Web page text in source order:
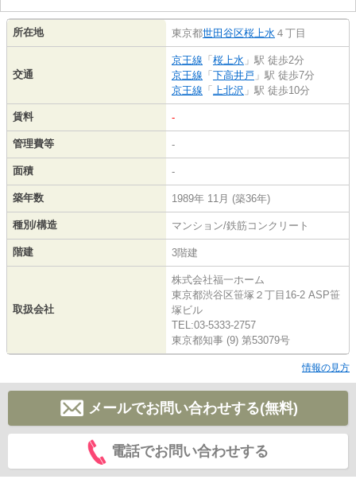
所在地 東京都世田谷区桜上水 ４丁目
交通
京王線 「 桜上水 」駅 徒歩2分
京王線 「 下高井戸 」駅 徒歩7分
京王線 「 上北沢 」駅 徒歩10分
賃料 -
管理費等 -
面積 -
築年数 1989年 11月 (築36年)
種別/構造 マンション/鉄筋コンクリート
階建 3階建
取扱会社
株式会社福一ホーム
東京都渋谷区笹塚２丁目16-2 ASP笹
塚ビル
TEL:03-5333-2757
東京都知事 (9) 第53079号
情報の見方
メールでお問い合わせする(無料)
電話でお問い合わせする